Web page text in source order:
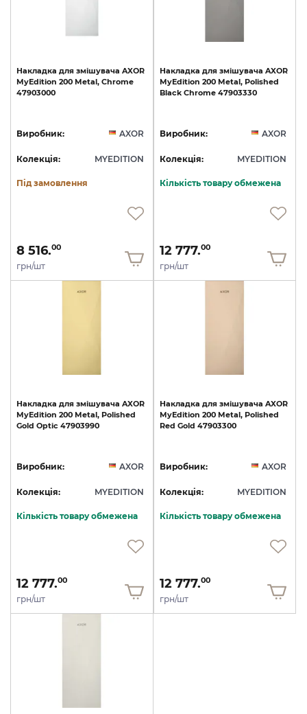
Накладка для змішувача AXOR
MyEdition 200 Metal, Chrome
47903000
Виробник: AXOR
Колекція: MYEDITION
Під замовлення
8 516.00
грн/шт
Накладка для змішувача AXOR
MyEdition 200 Metal, Polished
Black Chrome 47903330
Виробник: AXOR
Колекція: MYEDITION
Кількість товару обмежена
12 777.00
грн/шт
Накладка для змішувача AXOR
MyEdition 200 Metal, Polished
Gold Optic 47903990
Виробник: AXOR
Колекція: MYEDITION
Кількість товару обмежена
12 777.00
грн/шт
Накладка для змішувача AXOR
MyEdition 200 Metal, Polished
Red Gold 47903300
Виробник: AXOR
Колекція: MYEDITION
Кількість товару обмежена
12 777.00
грн/шт